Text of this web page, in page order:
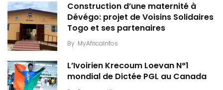
Construction d’une maternité à
Dévégo: projet de Voisins Solidaires
Togo et ses partenaires
By MyAfricaInfos
L’Ivoirien Krecoum Loevan N°1
mondial de Dictée PGL au Canada